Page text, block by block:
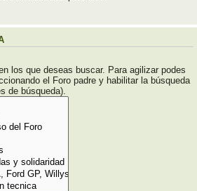
los que deseas buscar. Para agilizar podes
el Foro padre y habilitar la búsqueda
de búsqueda).